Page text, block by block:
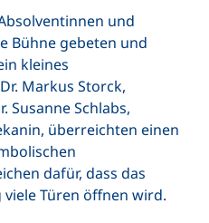
und
Bühne gebeten und
kleines
Markus Storck,
Susanne Schlabs,
überreichten einen
dafür, dass das
Türen öffnen wird.